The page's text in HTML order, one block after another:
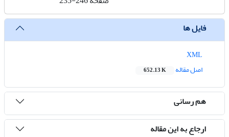
فایل ها
اصل مقاله
652.13 K
هم رسانی
ارجاع به این مقاله